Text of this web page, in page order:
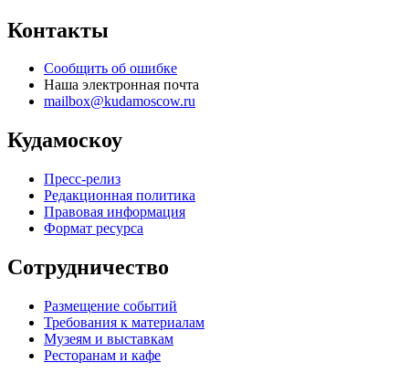
Контакты
Сообщить об ошибке
Наша электронная почта
mailbox@kudamoscow.ru
Кудамоскоу
Пресс-релиз
Редакционная политика
Правовая информация
Формат ресурса
Сотрудничество
Размещение событий
Требования к материалам
Музеям и выставкам
Ресторанам и кафе